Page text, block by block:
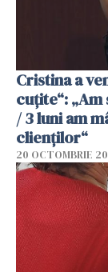
Cristina a
cuțite“:
/ 3 luni am
clienților“
20 OCTOMBRIE